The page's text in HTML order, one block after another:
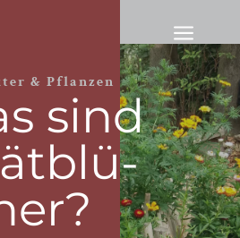
a
& Pflanzen
sind